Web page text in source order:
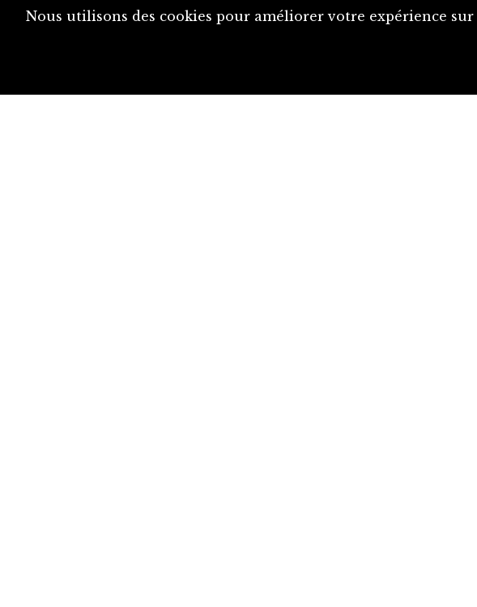
Nous utilisons des cookies pour améliorer votre expérience